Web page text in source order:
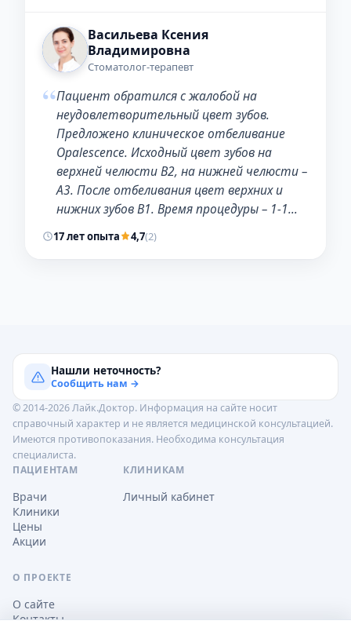
Васильева Ксения
Владимировна
Стоматолог-терапевт
“Пациент обратился с жалобой на
неудовлетворительный цвет зубов.
Предложено клиническое отбеливание
Opalescence. Исходный цвет зубов на
верхней челюсти В2, на нижней челюсти –
А3. После отбеливания цвет верхних и
нижних зубов В1. Время процедуры – 1-1…
17 лет опыта 4,7(2)
Нашли неточность?
Сообщить нам →
© 2014-2026 Лайк.Доктор. Информация на сайте носит
справочный характер и не является медицинской консультацией.
Имеются противопоказания. Необходима консультация
специалиста.
ПАЦИЕНТАМ
Врачи
Клиники
Цены
Акции
КЛИНИКАМ
Личный кабинет
О ПРОЕКТЕ
О сайте
Контакты